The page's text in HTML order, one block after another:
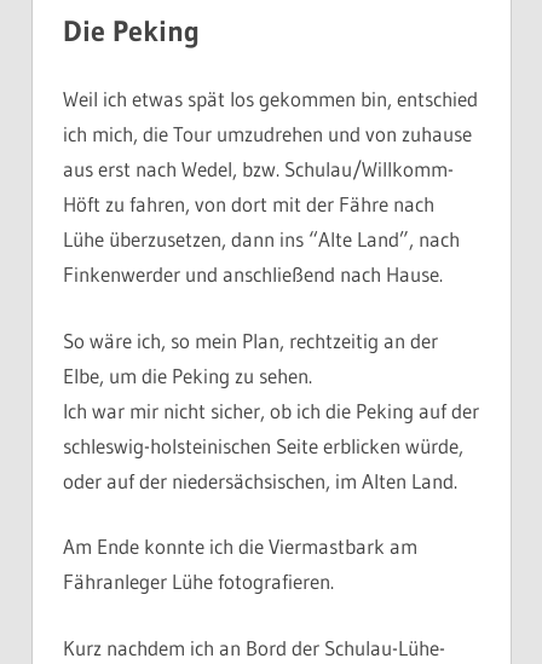
Die Peking
Weil ich etwas spät los gekommen bin, entschied
ich mich, die Tour umzudrehen und von zuhause
aus erst nach Wedel, bzw. Schulau/Willkomm-
Höft zu fahren, von dort mit der Fähre nach
Lühe überzusetzen, dann ins “Alte Land”, nach
Finkenwerder und anschließend nach Hause.
So wäre ich, so mein Plan, rechtzeitig an der
Elbe, um die Peking zu sehen.
Ich war mir nicht sicher, ob ich die Peking auf der
schleswig-holsteinischen Seite erblicken würde,
oder auf der niedersächsischen, im Alten Land.
Am Ende konnte ich die Viermastbark am
Fähranleger Lühe fotografieren.
Kurz nachdem ich an Bord der Schulau-Lühe-